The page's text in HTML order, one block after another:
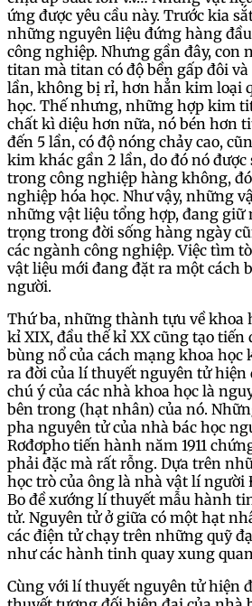
ứng được yêu cầu này. Trước kia
những nguyên liệu đứng hàng
công nghiệp. Nhưng gần đây, con
titan mà titan có độ bền gấp đôi
lần, không bị rỉ, hơn hẳn kim loại
học. Thế nhưng, những hợp kim
chất kì diệu hơn nữa, nó bén hơn
đến 5 lần, có độ nóng chảy cao,
kim khác gần 2 lần, do đó nó
trong công nghiệp hàng không,
nghiệp hóa học. Như vậy, những
những vật liệu tổng hợp, đang giữ
trọng trong đời sống hàng ngày
các ngành công nghiệp. Việc tìm
vật liệu mới đang đặt ra một cách
người.
Thứ ba, những thành tựu về khoa
kỉ XIX, đầu thế kỉ XX cũng tạo tiến
bùng nổ của cách mạng khoa học
ra đời của lí thuyết nguyên tử
chú ý của các nhà khoa học là
bên trong (hạt nhân) của nó.
pha nguyên tử của nhà bác học
Rơđơpho tiến hành năm 1911
phải đặc mà rất rỗng. Dựa trên
học trò của ông là nhà vật lí
Bo đề xướng lí thuyết mẫu hành
tử. Nguyên tử ở giữa có một hạt
các điện tử chạy trên những quỹ
như các hành tinh quay xung
Cùng với lí thuyết nguyên tử hiện